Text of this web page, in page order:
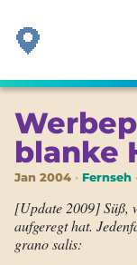
blanke
Jan 2004 Fernseh
[Update 2009]Süß,
aufgeregt hat.
grano salis: